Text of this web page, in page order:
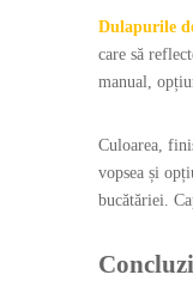
Dulapurile
care să
manual,
Culoarea,
vopsea și
bucătăriei.